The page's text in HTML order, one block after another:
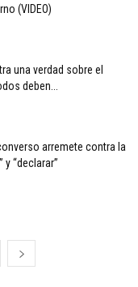
(VIDEO)
una verdad sobre el
deben...
arremete contra la
“declarar”